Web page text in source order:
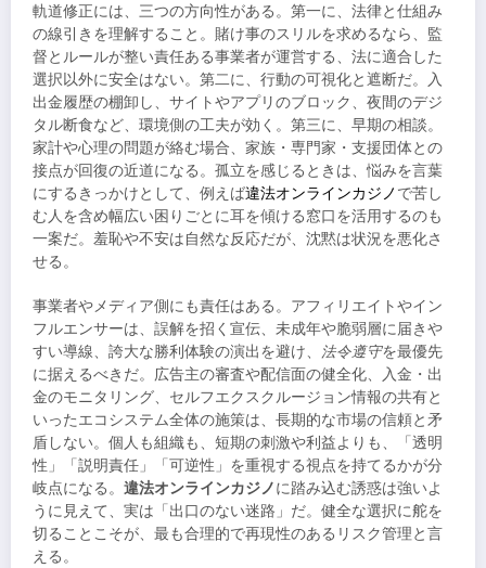
軌道修正には、三つの方向性がある。第一に、法律と仕組み
の線引きを理解すること。賭け事のスリルを求めるなら、監
督とルールが整い責任ある事業者が運営する、法に適合した
選択以外に安全はない。第二に、行動の可視化と遮断だ。入
出金履歴の棚卸し、サイトやアプリのブロック、夜間のデジ
タル断食など、環境側の工夫が効く。第三に、早期の相談。
家計や心理の問題が絡む場合、家族・専門家・支援団体との
接点が回復の近道になる。孤立を感じるときは、悩みを言葉
にするきっかけとして、例えば違法オンラインカジノ で苦し
む人を含め幅広い困りごとに耳を傾ける窓口を活用するのも
一案だ。羞恥や不安は自然な反応だが、沈黙は状況を悪化さ
せる。
事業者やメディア側にも責任はある。アフィリエイトやイン
フルエンサーは、誤解を招く宣伝、未成年や脆弱層に届きや
すい導線、誇大な勝利体験の演出を避け、 法令遵守を最優先
に据えるべきだ。広告主の審査や配信面の健全化、入金・出
金のモニタリング、セルフエクスクルージョン情報の共有と
いったエコシステム全体の施策は、長期的な市場の信頼と矛
盾しない。個人も組織も、短期の刺激や利益よりも、「透明
性」「説明責任」「可逆性」を重視する視点を持てるかが分
岐点になる。 違法オンラインカジノに踏み込む誘惑は強いよ
うに見えて、実は「出口のない迷路」だ。健全な選択に舵を
切ることこそが、最も合理的で再現性のあるリスク管理と言
える。